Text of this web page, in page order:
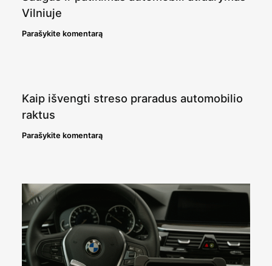
Vilniuje
Parašykite komentarą
Kaip išvengti streso praradus automobilio
raktus
Parašykite komentarą